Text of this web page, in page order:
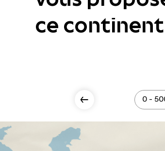
ce continent
0 -